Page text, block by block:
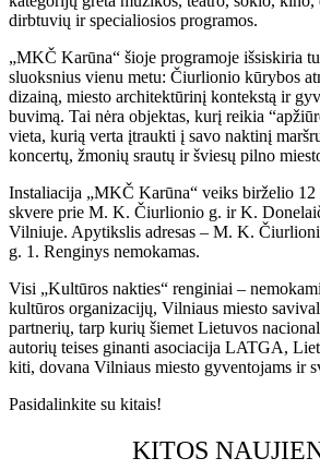
dirbtuvių ir specialiosios programos.
„MKČ Karūna“ šioje programoje išsiskiria
sluoksnius vienu metu: Čiurlionio kūrybos
dizainą, miesto architektūrinį kontekstą ir
buvimą. Tai nėra objektas, kurį reikia
vieta, kurią verta įtraukti į savo naktinį
koncertų, žmonių srautų ir šviesų pilno
Instaliacija „MKČ Karūna“ veiks birželio 12
skvere prie M. K. Čiurlionio g. ir K.
Vilniuje. Apytikslis adresas – M. K.
g. 1. Renginys nemokamas.
Visi „Kultūros nakties“ renginiai –
kultūros organizacijų, Vilniaus miesto
partnerių, tarp kurių šiemet Lietuvos
autorių teises ginanti asociacija LATGA,
kiti, dovana Vilniaus miesto gyventojams ir
Pasidalinkite su kitais!
KITOS